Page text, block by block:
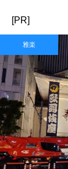
[PR]
雅楽